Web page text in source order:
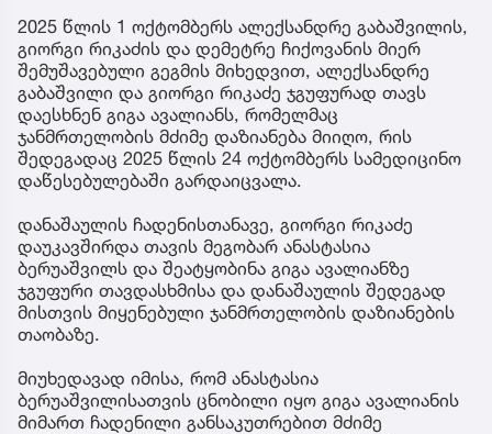
2025 წლის 1 ოქტომბერს ალექსანდრე გაბაშვილის,
გიორგი რიკაძის და დემეტრე ჩიქოვანის მიერ
შემუშავებული გეგმის მიხედვით, ალექსანდრე
გაბაშვილი და გიორგი რიკაძე ჯგუფურად თავს
დაესხნენ გიგა ავალიანს, რომელმაც
ჯანმრთელობის მძიმე დაზიანება მიიღო, რის
შედეგადაც 2025 წლის 24 ოქტომბერს სამედიცინო
დაწესებულებაში გარდაიცვალა.
დანაშაულის ჩადენისთანავე, გიორგი რიკაძე
დაუკავშირდა თავის მეგობარ ანასტასია
ბერუაშვილს და შეატყობინა გიგა ავალიანზე
ჯგუფური თავდასხმისა და დანაშაულის შედეგად
მისთვის მიყენებული ჯანმრთელობის დაზიანების
თაობაზე.
მიუხედავად იმისა, რომ ანასტასია
ბერუაშვილისათვის ცნობილი იყო გიგა ავალიანის
მიმართ ჩადენილი განსაკუთრებით მძიმე